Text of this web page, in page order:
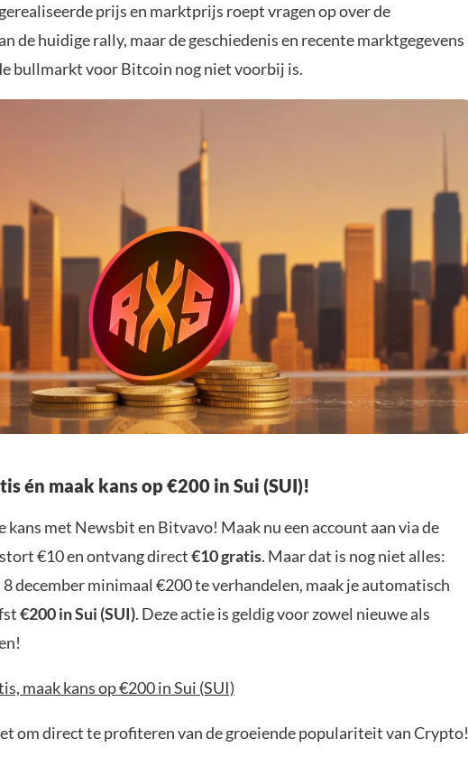
prijs en marktprijs roept vragen op over de
de huidige rally, maar de geschiedenis en recente marktgegevens
bullmarkt voor Bitcoin nog niet voorbij is.
én maak kans op €200 in Sui (SUI)!
kans met Newsbit en Bitvavo! Maak nu een account aan via de
€10 en ontvang direct€10 gratis. Maar dat is nog niet alles:
december minimaal €200 te verhandelen, maak je automatisch
€200 in Sui (SUI). Deze actie is geldig voor zowel nieuwe als
maak kans op €200 in Sui (SUI)
om direct te profiteren van de groeiende populariteit van Crypto!